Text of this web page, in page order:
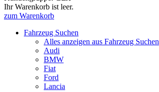
Ihr Warenkorb ist leer.
zum Warenkorb
Fahrzeug Suchen
Alles anzeigen aus Fahrzeug Suchen
Audi
BMW
Fiat
Ford
Lancia